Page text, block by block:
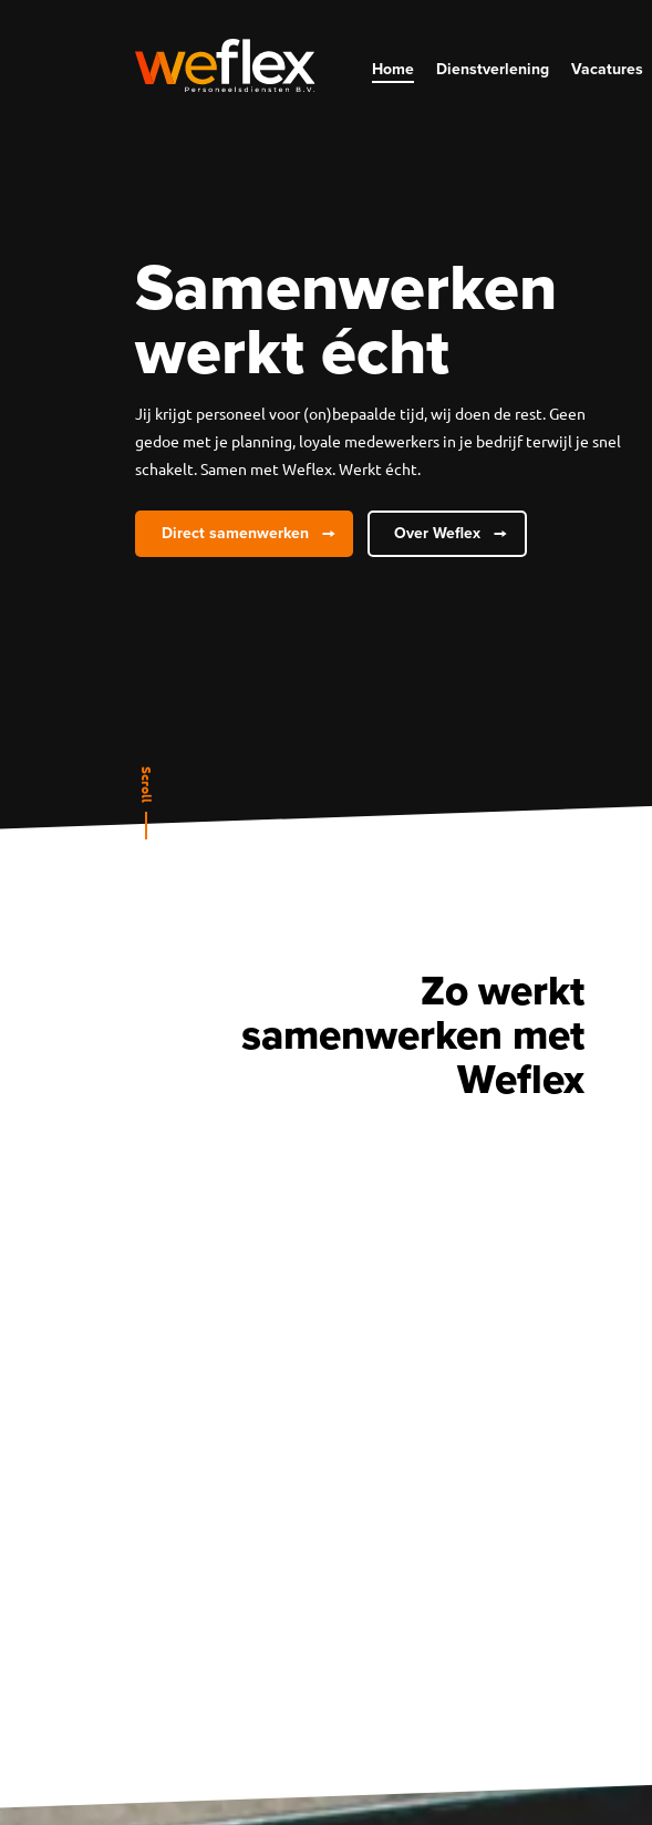
Home Dienstverlening Vacatures
Samenwerken
werkt écht
Jij krijgt personeel voor (on)bepaalde tijd, wij doen de rest. Geen
gedoe met je planning, loyale medewerkers in je bedrijf terwijl je snel
schakelt. Samen met Weflex. Werkt écht.
Direct samenwerken Over Weflex
Scroll
Zo werkt
samenwerken met
Weflex